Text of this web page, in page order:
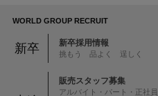
WORLD GROUP RECRUIT
新卒 新卒採用情報
挑もう 品よく 逞しく
販売スタッフ募集
アルバイト・パート・正社員